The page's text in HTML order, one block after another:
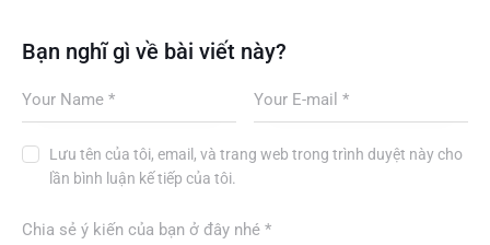
Bạn nghĩ gì về bài viết này?
Lưu tên của tôi, email, và trang web trong trình duyệt này cho
lần bình luận kế tiếp của tôi.